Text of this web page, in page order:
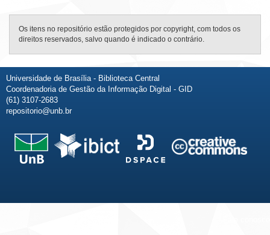
Os itens no repositório estão protegidos por copyright, com todos os
direitos reservados, salvo quando é indicado o contrário.
Universidade de Brasília - Biblioteca Central
Coordenadoria de Gestão da Informação Digital - GID
(61) 3107-2683
repositorio@unb.br